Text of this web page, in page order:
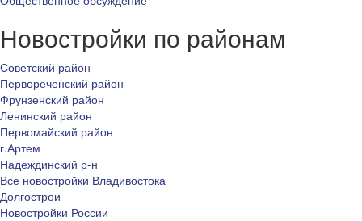
Новостройки по районам
Советский район
Первореченский район
Фрунзенский район
Ленинский район
Первомайский район
г.Артем
Надеждинский р-н
Все новостройки Владивостока
Долгострои
Новостройки России